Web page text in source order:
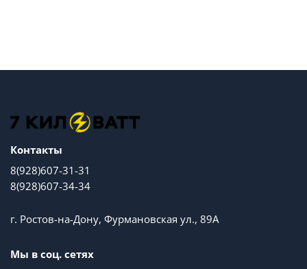
Контакты
8(928)607-31-31
8(928)607-34-34
г. Ростов-на-Дону, Фурмановская ул., 89А
Мы в соц. сетях